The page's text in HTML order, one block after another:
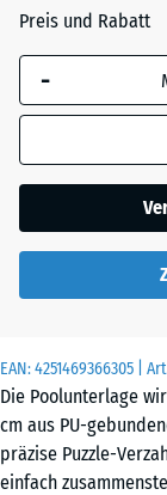
EAN:4251469366305 |
Die Poolunterlage
cm aus PU-
präzise Puzzle-
einfach
-
Die gewählte, blau
umrandete
Abmessung wird
Produktdaten
anders
für die
x
50
x 4
cm
|
Preis und Rabatt
-